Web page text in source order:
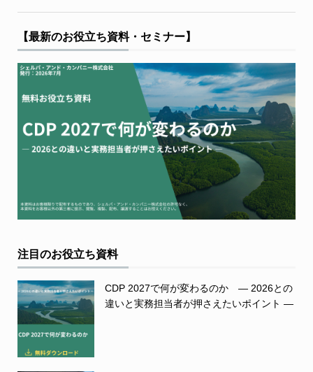
【最新のお役立ち資料・セミナー】
注目のお役立ち資料
CDP 2027で何が変わるのか ― 2026との
違いと実務担当者が押さえたいポイント ―